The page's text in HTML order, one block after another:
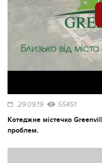
29.09.19 55451
Котеджне містечко
проблем.